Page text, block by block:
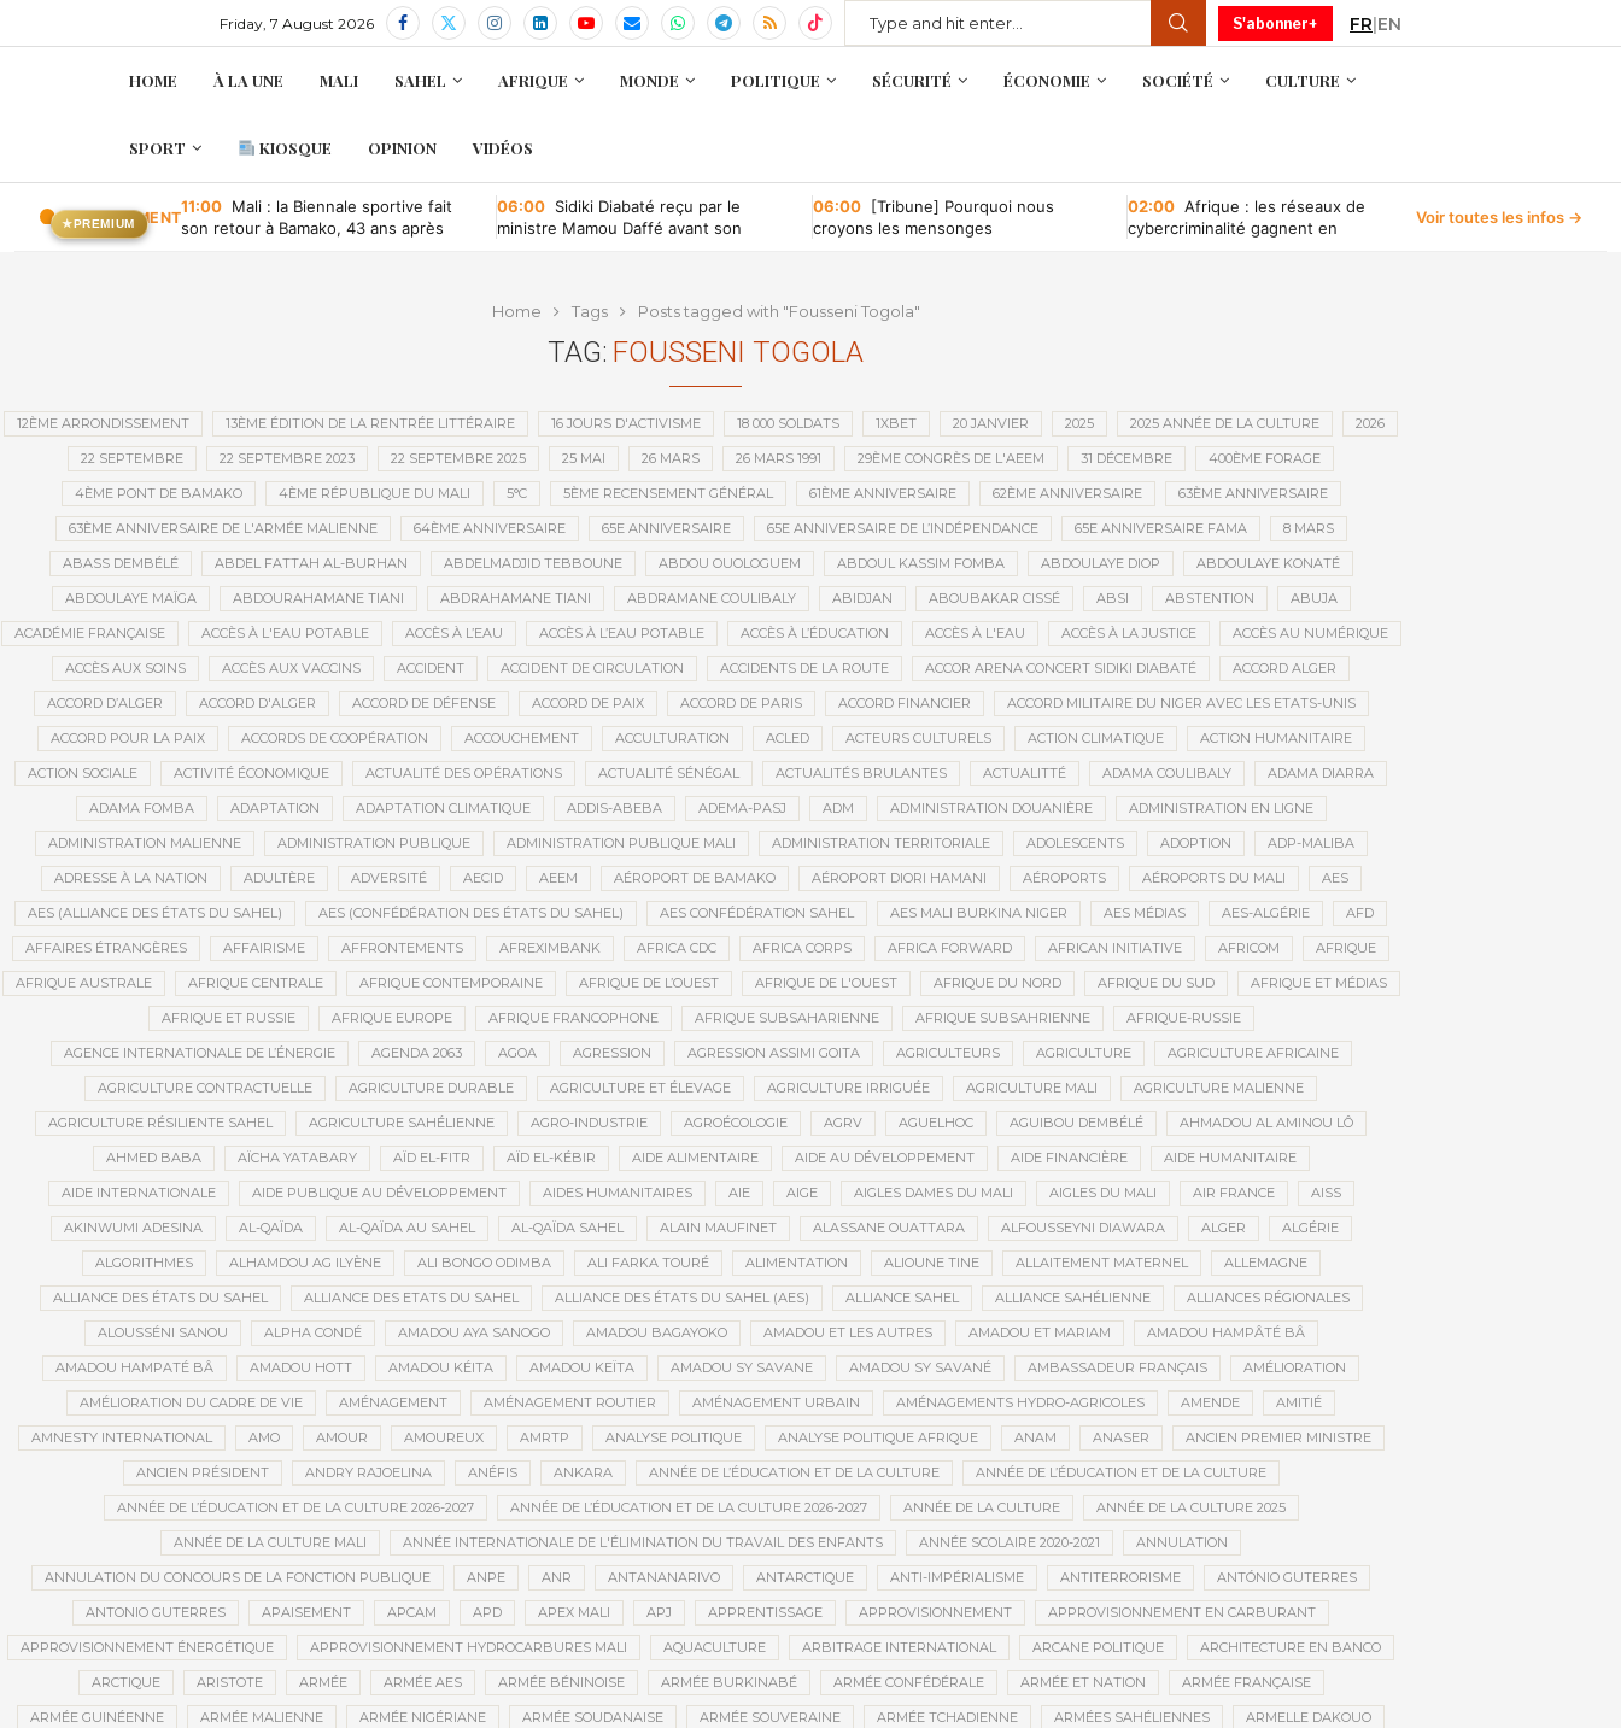
Friday, 7 August 2026 S'abonner+ FR|EN
HOME À LA UNE MALI SAHEL AFRIQUE MONDE POLITIQUE SÉCURITÉ ÉCONOMIE SOCIÉTÉ CULTURE
SPORT KIOSQUE OPINION VIDÉOS
EN CE MOMENT
★PREMIUM
11:00 Mali : la Biennale sportive fait
son retour à Bamako, 43 ans après
06:00 Sidiki Diabaté reçu par le
ministre Mamou Daffé avant son
06:00 [Tribune] Pourquoi nous
croyons les mensonges
02:00 Afrique : les réseaux de
cybercriminalité gagnent en
Voir toutes les infos →
Home Tags Posts tagged with "Fousseni Togola"
TAG: FOUSSENI TOGOLA
12ÈME ARRONDISSEMENT 13ÈME ÉDITION DE LA RENTRÉE LITTÉRAIRE 16 JOURS D'ACTIVISME 18 000 SOLDATS 1XBET 20 JANVIER 2025 2025 ANNÉE DE LA CULTURE 2026
22 SEPTEMBRE 22 SEPTEMBRE 2023 22 SEPTEMBRE 2025 25 MAI 26 MARS 26 MARS 1991 29ÈME CONGRÈS DE L'AEEM 31 DÉCEMBRE 400ÈME FORAGE
4ÈME PONT DE BAMAKO 4ÈME RÉPUBLIQUE DU MALI 5°C 5ÈME RECENSEMENT GÉNÉRAL 61ÈME ANNIVERSAIRE 62ÈME ANNIVERSAIRE 63ÈME ANNIVERSAIRE
63ÈME ANNIVERSAIRE DE L'ARMÉE MALIENNE 64ÈME ANNIVERSAIRE 65E ANNIVERSAIRE 65E ANNIVERSAIRE DE L’INDÉPENDANCE 65E ANNIVERSAIRE FAMA 8 MARS
ABASS DEMBÉLÉ ABDEL FATTAH AL-BURHAN ABDELMADJID TEBBOUNE ABDOU OUOLOGUEM ABDOUL KASSIM FOMBA ABDOULAYE DIOP ABDOULAYE KONATÉ
ABDOULAYE MAÏGA ABDOURAHAMANE TIANI ABDRAHAMANE TIANI ABDRAMANE COULIBALY ABIDJAN ABOUBAKAR CISSÉ ABSI ABSTENTION ABUJA
ACADÉMIE FRANÇAISE ACCÈS À L'EAU POTABLE ACCÈS À L’EAU ACCÈS À L’EAU POTABLE ACCÈS À L’ÉDUCATION ACCÈS À L'EAU ACCÈS À LA JUSTICE ACCÈS AU NUMÉRIQUE
ACCÈS AUX SOINS ACCÈS AUX VACCINS ACCIDENT ACCIDENT DE CIRCULATION ACCIDENTS DE LA ROUTE ACCOR ARENA CONCERT SIDIKI DIABATÉ ACCORD ALGER
ACCORD D’ALGER ACCORD D'ALGER ACCORD DE DÉFENSE ACCORD DE PAIX ACCORD DE PARIS ACCORD FINANCIER ACCORD MILITAIRE DU NIGER AVEC LES ETATS-UNIS
ACCORD POUR LA PAIX ACCORDS DE COOPÉRATION ACCOUCHEMENT ACCULTURATION ACLED ACTEURS CULTURELS ACTION CLIMATIQUE ACTION HUMANITAIRE
ACTION SOCIALE ACTIVITÉ ÉCONOMIQUE ACTUALITÉ DES OPÉRATIONS ACTUALITÉ SÉNÉGAL ACTUALITÉS BRULANTES ACTUALITTÉ ADAMA COULIBALY ADAMA DIARRA
ADAMA FOMBA ADAPTATION ADAPTATION CLIMATIQUE ADDIS-ABEBA ADEMA-PASJ ADM ADMINISTRATION DOUANIÈRE ADMINISTRATION EN LIGNE
ADMINISTRATION MALIENNE ADMINISTRATION PUBLIQUE ADMINISTRATION PUBLIQUE MALI ADMINISTRATION TERRITORIALE ADOLESCENTS ADOPTION ADP-MALIBA
ADRESSE À LA NATION ADULTÈRE ADVERSITÉ AECID AEEM AÉROPORT DE BAMAKO AÉROPORT DIORI HAMANI AÉROPORTS AÉROPORTS DU MALI AES
AES (ALLIANCE DES ÉTATS DU SAHEL) AES (CONFÉDÉRATION DES ÉTATS DU SAHEL) AES CONFÉDÉRATION SAHEL AES MALI BURKINA NIGER AES MÉDIAS AES-ALGÉRIE AFD
AFFAIRES ÉTRANGÈRES AFFAIRISME AFFRONTEMENTS AFREXIMBANK AFRICA CDC AFRICA CORPS AFRICA FORWARD AFRICAN INITIATIVE AFRICOM AFRIQUE
AFRIQUE AUSTRALE AFRIQUE CENTRALE AFRIQUE CONTEMPORAINE AFRIQUE DE L’OUEST AFRIQUE DE L'OUEST AFRIQUE DU NORD AFRIQUE DU SUD AFRIQUE ET MÉDIAS
AFRIQUE ET RUSSIE AFRIQUE EUROPE AFRIQUE FRANCOPHONE AFRIQUE SUBSAHARIENNE AFRIQUE SUBSAHRIENNE AFRIQUE-RUSSIE
AGENCE INTERNATIONALE DE L’ÉNERGIE AGENDA 2063 AGOA AGRESSION AGRESSION ASSIMI GOITA AGRICULTEURS AGRICULTURE AGRICULTURE AFRICAINE
AGRICULTURE CONTRACTUELLE AGRICULTURE DURABLE AGRICULTURE ET ÉLEVAGE AGRICULTURE IRRIGUÉE AGRICULTURE MALI AGRICULTURE MALIENNE
AGRICULTURE RÉSILIENTE SAHEL AGRICULTURE SAHÉLIENNE AGRO-INDUSTRIE AGROÉCOLOGIE AGRV AGUELHOC AGUIBOU DEMBÉLÉ AHMADOU AL AMINOU LÔ
AHMED BABA AÏCHA YATABARY AÏD EL-FITR AÏD EL-KÉBIR AIDE ALIMENTAIRE AIDE AU DÉVELOPPEMENT AIDE FINANCIÈRE AIDE HUMANITAIRE
AIDE INTERNATIONALE AIDE PUBLIQUE AU DÉVELOPPEMENT AIDES HUMANITAIRES AIE AIGE AIGLES DAMES DU MALI AIGLES DU MALI AIR FRANCE AISS
AKINWUMI ADESINA AL-QAÏDA AL-QAÏDA AU SAHEL AL-QAÏDA SAHEL ALAIN MAUFINET ALASSANE OUATTARA ALFOUSSEYNI DIAWARA ALGER ALGÉRIE
ALGORITHMES ALHAMDOU AG ILYÈNE ALI BONGO ODIMBA ALI FARKA TOURÉ ALIMENTATION ALIOUNE TINE ALLAITEMENT MATERNEL ALLEMAGNE
ALLIANCE DES ÉTATS DU SAHEL ALLIANCE DES ETATS DU SAHEL ALLIANCE DES ÉTATS DU SAHEL (AES) ALLIANCE SAHEL ALLIANCE SAHÉLIENNE ALLIANCES RÉGIONALES
ALOUSSÉNI SANOU ALPHA CONDÉ AMADOU AYA SANOGO AMADOU BAGAYOKO AMADOU ET LES AUTRES AMADOU ET MARIAM AMADOU HAMPÂTÉ BÂ
AMADOU HAMPATÉ BÂ AMADOU HOTT AMADOU KÉITA AMADOU KEÏTA AMADOU SY SAVANE AMADOU SY SAVANÉ AMBASSADEUR FRANÇAIS AMÉLIORATION
AMÉLIORATION DU CADRE DE VIE AMÉNAGEMENT AMÉNAGEMENT ROUTIER AMÉNAGEMENT URBAIN AMÉNAGEMENTS HYDRO-AGRICOLES AMENDE AMITIÉ
AMNESTY INTERNATIONAL AMO AMOUR AMOUREUX AMRTP ANALYSE POLITIQUE ANALYSE POLITIQUE AFRIQUE ANAM ANASER ANCIEN PREMIER MINISTRE
ANCIEN PRÉSIDENT ANDRY RAJOELINA ANÉFIS ANKARA ANNÉE DE L’ÉDUCATION ET DE LA CULTURE ANNÉE DE L’ÉDUCATION ET DE LA CULTURE
ANNÉE DE L’ÉDUCATION ET DE LA CULTURE 2026-2027 ANNÉE DE L’ÉDUCATION ET DE LA CULTURE 2026-2027 ANNÉE DE LA CULTURE ANNÉE DE LA CULTURE 2025
ANNÉE DE LA CULTURE MALI ANNÉE INTERNATIONALE DE L'ÉLIMINATION DU TRAVAIL DES ENFANTS ANNÉE SCOLAIRE 2020-2021 ANNULATION
ANNULATION DU CONCOURS DE LA FONCTION PUBLIQUE ANPE ANR ANTANANARIVO ANTARCTIQUE ANTI-IMPÉRIALISME ANTITERRORISME ANTÓNIO GUTERRES
ANTONIO GUTERRES APAISEMENT APCAM APD APEX MALI APJ APPRENTISSAGE APPROVISIONNEMENT APPROVISIONNEMENT EN CARBURANT
APPROVISIONNEMENT ÉNERGÉTIQUE APPROVISIONNEMENT HYDROCARBURES MALI AQUACULTURE ARBITRAGE INTERNATIONAL ARCANE POLITIQUE ARCHITECTURE EN BANCO
ARCTIQUE ARISTOTE ARMÉE ARMÉE AES ARMÉE BÉNINOISE ARMÉE BURKINABÉ ARMÉE CONFÉDÉRALE ARMÉE ET NATION ARMÉE FRANÇAISE
ARMÉE GUINÉENNE ARMÉE MALIENNE ARMÉE NIGÉRIANE ARMÉE SOUDANAISE ARMÉE SOUVERAINE ARMÉE TCHADIENNE ARMÉES SAHÉLIENNES ARMELLE DAKOUO